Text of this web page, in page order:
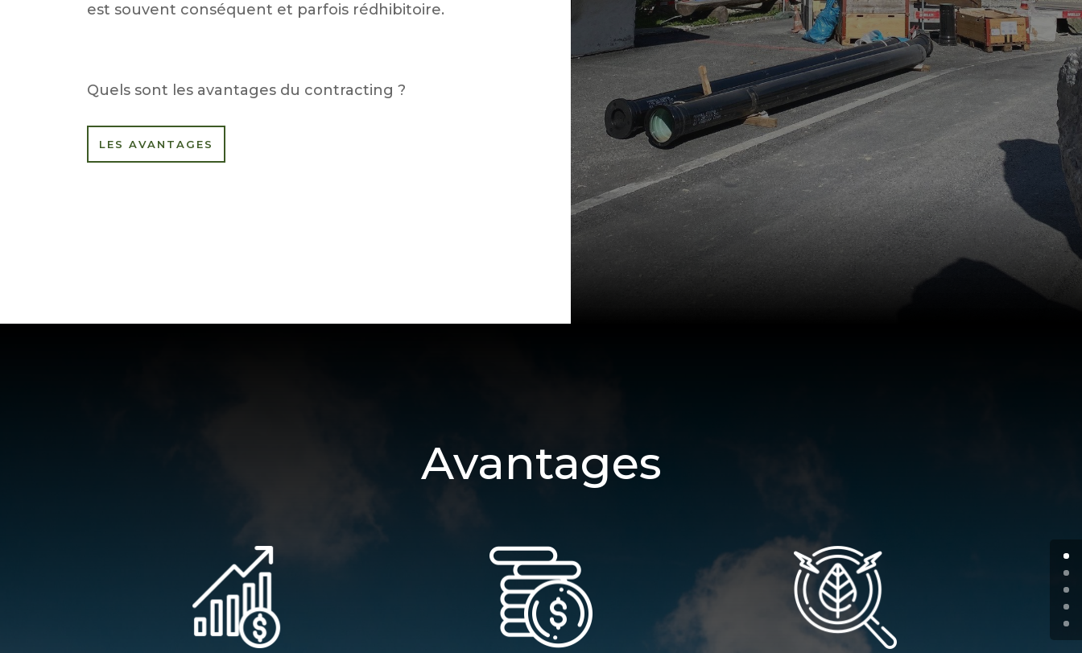
est souvent conséquent et parfois rédhibitoire.
Quels sont les avantages du contracting ?
LES AVANTAGES
Avantages